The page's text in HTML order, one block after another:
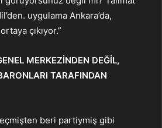
uygulama Ankara’da,
çıkıyor.”
MERKEZİNDEN DEĞİL,
TARAFINDAN
beri partiymiş gibi